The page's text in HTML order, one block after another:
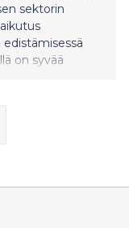
sektorin
on syvää
perustuen
Myös
tarkkoja